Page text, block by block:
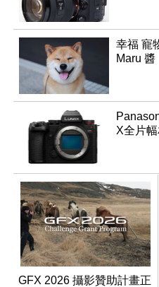
幸福 寵
Maru 醬
X全片
GFX 2026 攝影贊助計畫正